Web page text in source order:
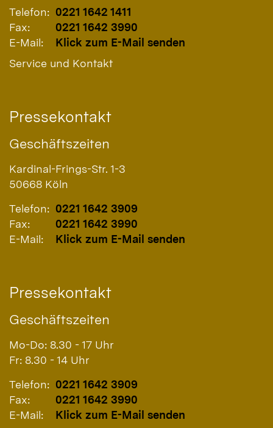
Telefon: 0221 1642 1411
Fax:
0221 1642 3990
E-Mail:
Klick zum E-Mail senden
Service und Kontakt
Pressekontakt
Geschäftszeiten
Kardinal-Frings-Str. 1-3
50668 Köln
Telefon: 0221 1642 3909
Fax:
0221 1642 3990
E-Mail:
Klick zum E-Mail senden
Pressekontakt
Geschäftszeiten
Mo-Do: 8.30 - 17 Uhr
Fr: 8.30 - 14 Uhr
Telefon: 0221 1642 3909
Fax:
0221 1642 3990
E-Mail:
Klick zum E-Mail senden